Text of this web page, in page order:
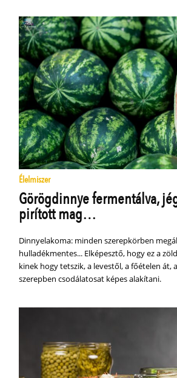
Élelmiszer
Görögdinnye fermentálva,
pirított mag…
Dinnyelakoma: minden szerepkörben
hulladékmentes... Elképesztő, hogy ez a
kinek hogy tetszik, a levestől, a főételen át,
szerepben csodálatosat képes alakítani.